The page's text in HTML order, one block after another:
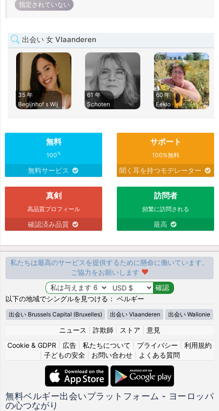
指定されていない
出会い 女 Vlaanderen
35 年
Begijnhof s Wij
61 年
Schoten
60 年
Eeklo
無料
100%
無料サービス
サポート
100%無料
聞く耳を持つモデレーター
真剣
高品質プロフィール
確認済み品質
訪問者
頻繁に訪問される
最高
私たちは最高のサービスを提供するために懸命に働いています。
ご協力をお願いします
以下の地域でシングルを見つける： ベルギー
出会い Brussels Capital (Bruxelles) 出会い Vlaanderen 出会い Wallonie
ニュース 詐欺師 ストア
意見
Cookie & GDPR
広告 私たちについて プライバシー
利用規約
子どもの安全| お問い合わせ| よくある質問
無料ベルギー出会いプラットフォーム - ヨーロッパ
の心つながり